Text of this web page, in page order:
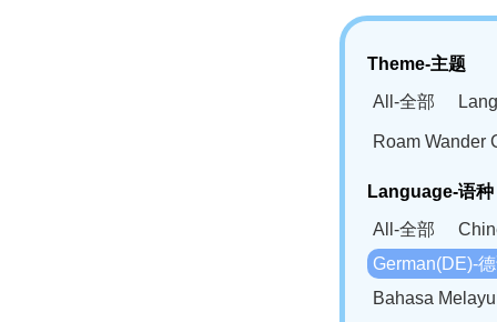
Theme-主题
All-全部
Roam Wander
Language-语种
All-全部
German(DE)-
Bahasa